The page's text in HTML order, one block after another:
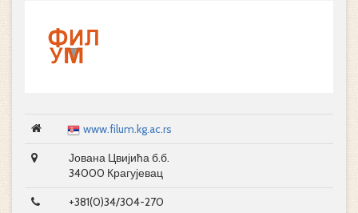
www.filum.kg.ac.rs
Јована Цвијића б.б.
34000 Крагујевац
+381(0)34/304-270